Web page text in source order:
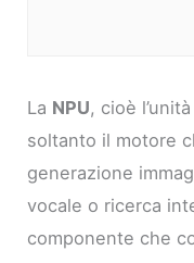
La NPU, cioè
soltanto il motore
generazione
vocale o ricerca
componente che